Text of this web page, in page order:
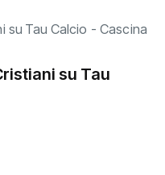
su Tau